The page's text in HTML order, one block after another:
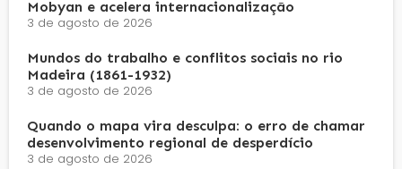
Mobyan e acelera internacionalização
3 de agosto de 2026
Mundos do trabalho e conflitos sociais no rio
Madeira (1861-1932)
3 de agosto de 2026
Quando o mapa vira desculpa: o erro de chamar
desenvolvimento regional de desperdício
3 de agosto de 2026